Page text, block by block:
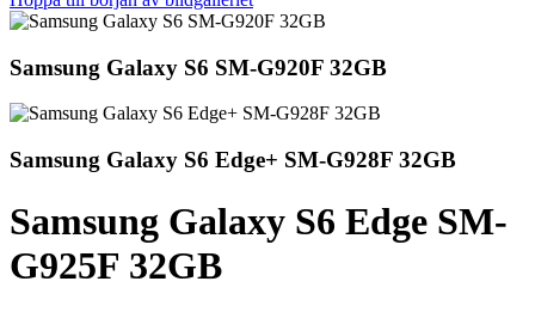
Samsung Galaxy S6 SM-G920F 32GB
Samsung Galaxy S6 Edge+ SM-G928F 32GB
Samsung Galaxy S6 Edge SM-
G925F 32GB